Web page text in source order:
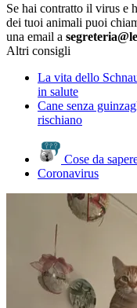
Se hai contratto il virus e
dei tuoi animali puoi
una email a
Altri consigli
La vita dello
in salute
Cane senza
rischiano
Cose da
Coronavirus